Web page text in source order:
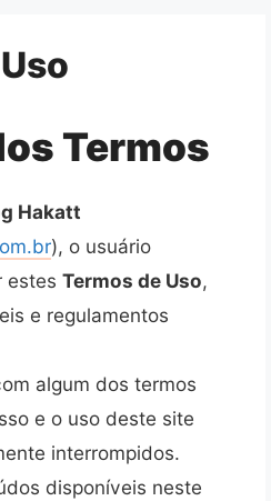
Termos
Hakatt
), o usuário
estes Termos de Uso,
e regulamentos
algum dos termos
e o uso deste site
interrompidos.
disponíveis neste